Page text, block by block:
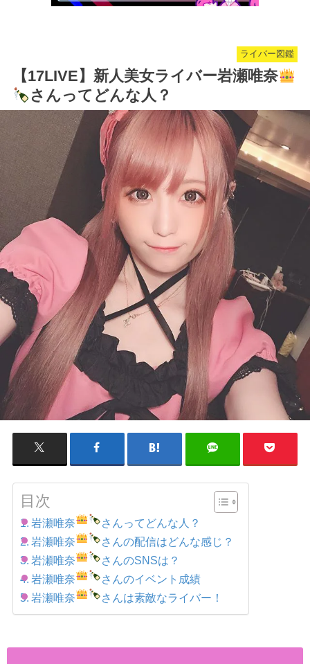
ライバー図鑑
【17LIVE】新人美女ライバー岩瀬唯奈
さんってどんな人？
目次
岩瀬唯奈
さんってどんな人？
岩瀬唯奈
さんの配信はどんな感じ？
岩瀬唯奈
さんのSNSは？
岩瀬唯奈
さんのイベント成績
岩瀬唯奈
さんは素敵なライバー！